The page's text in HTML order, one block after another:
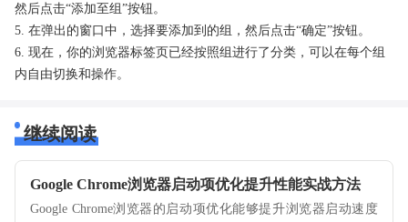
然后点击“添加至组”按钮。
5. 在弹出的窗口中，选择要添加到的组，然后点击“确定”按钮。
6. 现在，你的浏览器标签页已经按照组进行了分类，可以在每个组
内自由切换和操作。
继续阅读
Google Chrome浏览器启动项优化提升性能实战方法
Google Chrome浏览器的启动项优化能够提升浏览器启动速度